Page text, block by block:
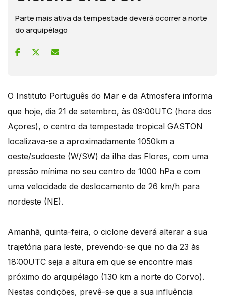
Parte mais ativa da tempestade deverá ocorrer a norte
do arquipélago
O Instituto Português do Mar e da Atmosfera informa
que hoje, dia 21 de setembro, às 09:00UTC (hora dos
Açores), o centro da tempestade tropical GASTON
localizava-se a aproximadamente 1050km a
oeste/sudoeste (W/SW) da ilha das Flores, com uma
pressão mínima no seu centro de 1000 hPa e com
uma velocidade de deslocamento de 26 km/h para
nordeste (NE).
Amanhã, quinta-feira, o ciclone deverá alterar a sua
trajetória para leste, prevendo-se que no dia 23 às
18:00UTC seja a altura em que se encontre mais
próximo do arquipélago (130 km a norte do Corvo).
Nestas condições, prevê-se que a sua influência